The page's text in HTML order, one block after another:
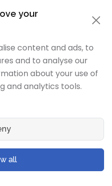
बदलें
में बदलें
में बदलें
में बदलें
(metric) में बदलें
में बदलें
में बदलें
your
content and ads, to
and to analyse our
about your use of
and analytics tools.
all